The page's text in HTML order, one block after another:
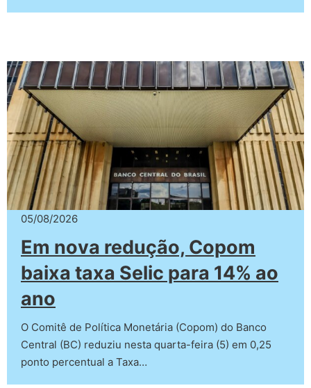
05/08/2026
Em nova redução, Copom
baixa taxa Selic para 14% ao
ano
O Comitê de Política Monetária (Copom) do Banco
Central (BC) reduziu nesta quarta-feira (5) em 0,25
ponto percentual a Taxa…